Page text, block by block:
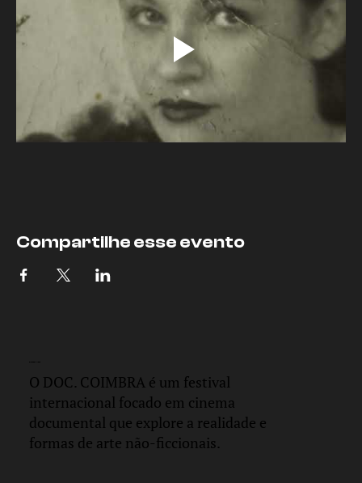
Compartilhe esse evento
O DOC. COIMBRA é um festival
internacional focado em cinema
documental que explore a realidade e
formas de arte não-ficcionais.